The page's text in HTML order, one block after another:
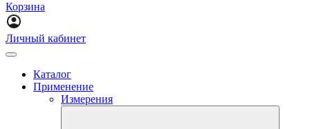
Корзина
Личный кабинет
Каталог
Применение
Измерения